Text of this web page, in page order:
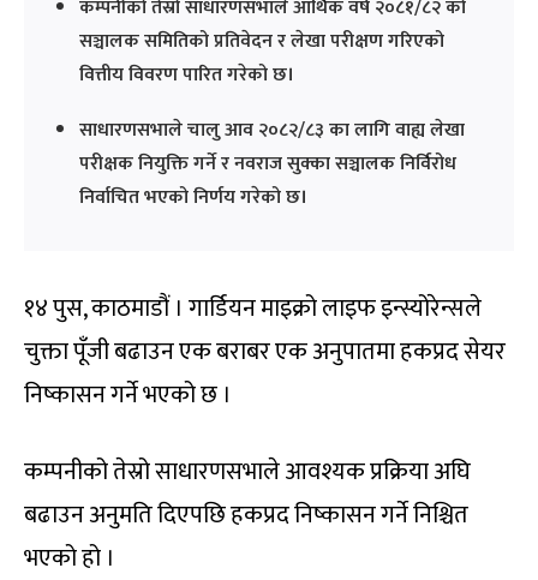
कम्पनीको तेस्रो साधारणसभाले आर्थिक वर्ष २०८१/८२ को
सञ्चालक समितिको प्रतिवेदन र लेखा परीक्षण गरिएको
वित्तीय विवरण पारित गरेको छ।
साधारणसभाले चालु आव २०८२/८३ का लागि वाह्य लेखा
परीक्षक नियुक्ति गर्ने र नवराज सुक्का सञ्चालक निर्विरोध
निर्वाचित भएको निर्णय गरेको छ।
१४ पुस, काठमाडौं । गार्डियन माइक्रो लाइफ इन्स्योरेन्सले
चुक्ता पूँजी बढाउन एक बराबर एक अनुपातमा हकप्रद सेयर
निष्कासन गर्ने भएको छ ।
कम्पनीको तेस्रो साधारणसभाले आवश्यक प्रक्रिया अघि
बढाउन अनुमति दिएपछि हकप्रद निष्कासन गर्ने निश्चित
भएको हो ।